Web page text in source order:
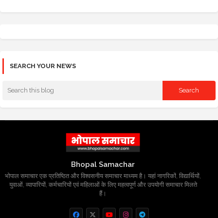
SEARCH YOUR NEWS
Bhopal Samachar
भोपाल समाचार एक प्रतिष्ठित और विश्वसनीय समाचार माध्यम है। यहां नागरिकों, विद्यार्थियों,
युवाओं, व्यापारियों, कर्मचारियों एवं महिलाओं के लिए महत्वपूर्ण और उपयोगी समाचार मिलते
हैं।